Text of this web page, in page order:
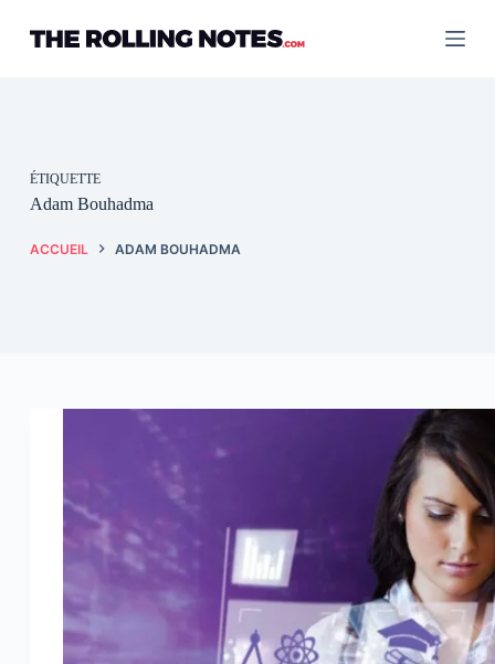
contenu
ÉTIQUETTE
Adam Bouhadma
ACCUEIL ADAM BOUHADMA